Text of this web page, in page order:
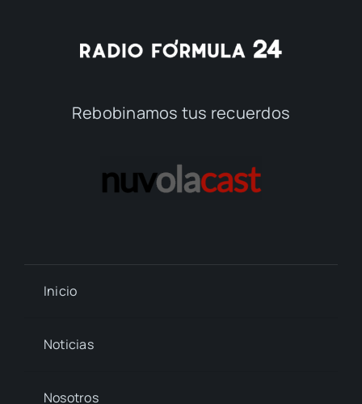
Rebobinamos tus recuerdos
Inicio
Noticias
Nosotros